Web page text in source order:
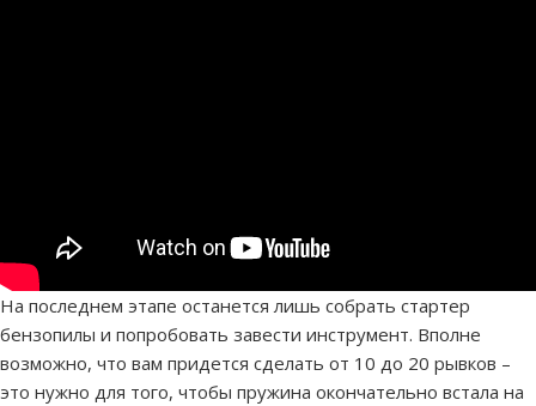
На последнем этапе останется лишь собрать стартер
бензопилы и попробовать завести инструмент. Вполне
возможно, что вам придется сделать от 10 до 20 рывков –
это нужно для того, чтобы пружина окончательно встала на